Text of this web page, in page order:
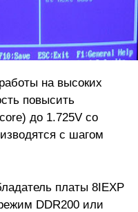
на высоких
повысить
до 1.725V со
с шагом
платы 8IEXP
DDR200 или